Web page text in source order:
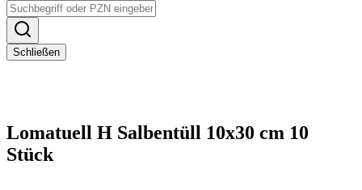
Schließen
Lomatuell H Salbentüll 10x30 cm 10
Stück